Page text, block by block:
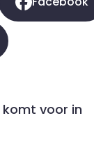
komt voor in